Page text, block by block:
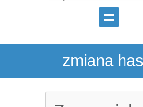
zmiana